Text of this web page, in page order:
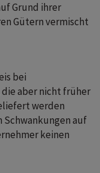
Grund ihrer
Gütern vermischt
bei
aber nicht früher
werden
auf
keinen